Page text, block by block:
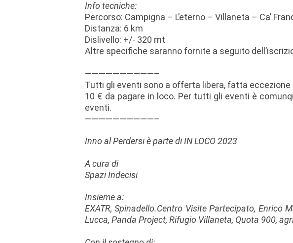
Info tecniche:
Percorso: Campigna – L’eterno – Villaneta – Ca’
Distanza: 6 km
Dislivello: +/- 320 mt
Altre specifiche saranno fornite a seguito
——————————–
Tutti gli eventi sono a offerta libera, fatta eccezione
10 € da pagare in loco. Per tutti gli eventi è
eventi.
——————————–
Inno al Perdersi è parte di IN LOCO 2023
A cura di
Spazi Indecisi
Insieme a:
EXATR, Spinadello.Centro Visite Partecipato, Enrico
Lucca, Panda Project, Rifugio Villaneta, Quota 900,